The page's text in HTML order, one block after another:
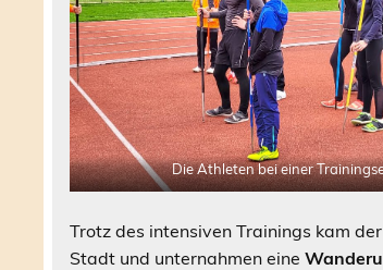
Die Athleten bei einer
Trotz des intensiven Trainings kam
Stadt und unternahmen eine